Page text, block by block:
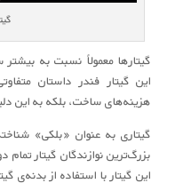
گیتارها معمولاً نسبت به
این گیتار فندر داستان
هزینه‌های ساخت، بلکه به این
گیتاری به عنوان «بلکی»
بزرگ‌ترین نوازندگان گیتار